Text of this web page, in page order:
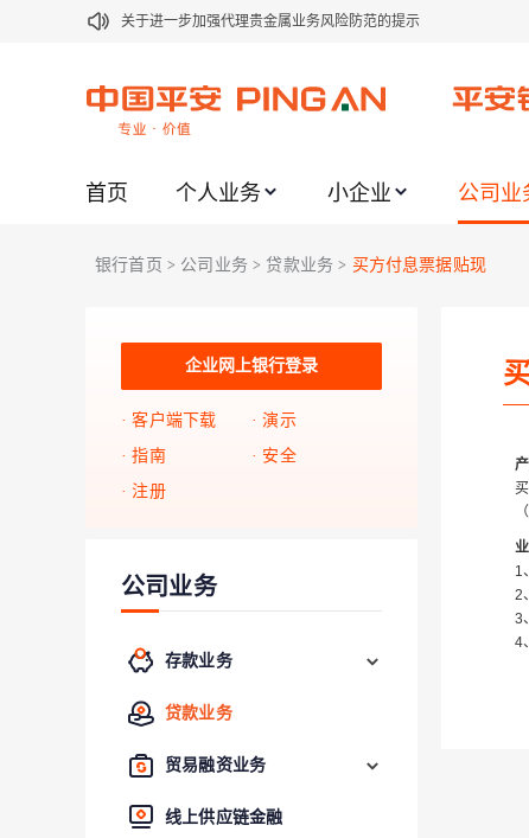
关于进一步加强代理贵金属业务风险防范的提示
关于平安银行电子版信用卡更名为平安银行数字信用卡的公告
关于修订《平安银行平安金积存业务协议书（个人）》的公告
关于2021年劳动节期间代理贵金属业务风险提示的通知
关于加强代理贵金属业务风险防范的提示
关于2020年端午节期间上金所代理业务调整合约保证金比例和
首页 个人业务 小企业 公司业
银行首页 > 公司业务 > 贷款业务 > 买方付息票据贴现
企业网上银行登录
客户端下载
演示
指南
安全
注册
公司业务
存款业务
贷款业务
贸易融资业务
线上供应链金融
1
2
3
4